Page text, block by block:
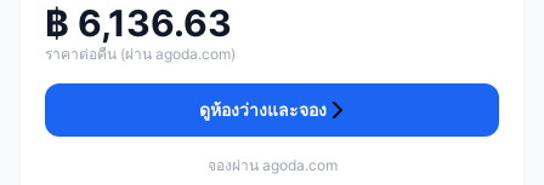
฿ 6,136.63
ราคาต่อคืน (ผ่าน agoda.com)
ดูห้องว่างและจอง
จองผ่าน agoda.com